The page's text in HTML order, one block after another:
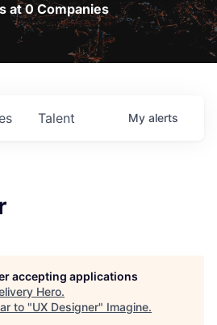
at 0 Companies
Talent My alerts
accepting applications
Hero.
to "UX Designer" Imagine.